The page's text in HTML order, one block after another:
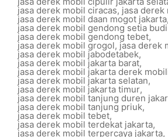
jasa derek mobil ciracas, jasa
jasa derek mobil daan mogot jakarta,
jasa derek mobil gendong setia
jasa derek mobil gendong tebet,
jasa derek mobil grogol, jasa derek
jasa derek mobil jabodetabek,
jasa derek mobil jakarta barat,
jasa derek mobil jakarta derek
jasa derek mobil jakarta selatan,
jasa derek mobil jakarta timur,
jasa derek mobil tanjung duren
jasa derek mobil tanjung priuk,
jasa derek mobil tebet,
jasa derek mobil terdekat jakarta,
jasa derek mobil terpercaya jakarta,